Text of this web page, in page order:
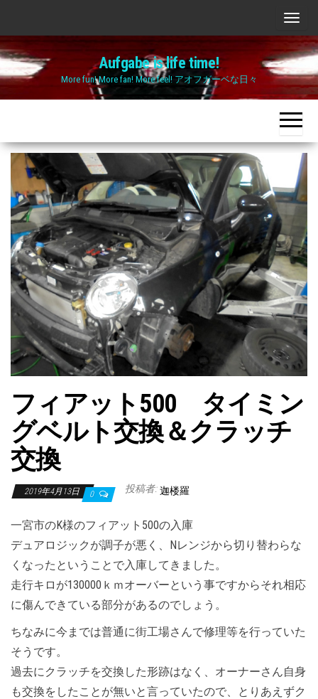
the
content
ナ
ビ
ゲ
ー
シ
ョ
ン
切
り
替
Aufgabe is life time!
More fun! More fan! More feel! アオフガーベな日々
フィアット500 タイミン
グベルト交換＆クラッチ
交換
2019年4月13日 0 投稿者: 迦楼羅
一宮市のK様のフィアット500の入庫
デュアロジックが調子が悪く、Nレンジから切り替わらな
くなったということで入庫してきました。
走行キロが130000ｋｍオーバーという事ですからそれ相応
に傷んできている部分があるのでしょう。
ちなみに今までは普通に街工場さんで修理等を行っていた
そうです。
過去にクラッチを交換した形跡はなく、オーナーさん自身
も交換をしたことが無いと言っていたので、とりあえずク